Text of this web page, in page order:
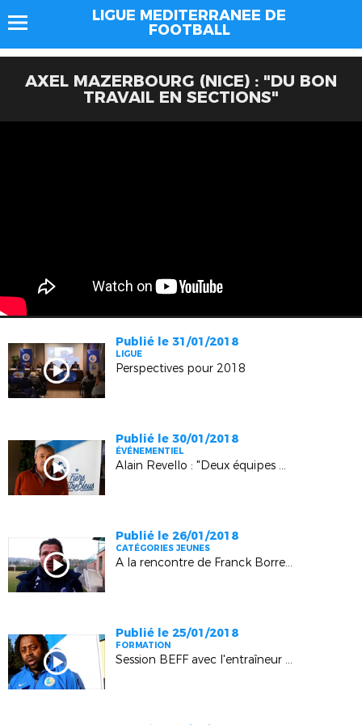
LIGUE MEDITERRANEE DE
FOOTBALL
AXEL MAZERBOURG (NICE) : "DU BON
TRAVAIL EN SECTIONS"
Publié le 31/01/2018
LIGUE
Perspectives pour 2018
Publié le 30/01/2018
ÉVÉNEMENTIEL
Alain Revello : "Deux équipes de France au Festival Espoirs Provence"
Publié le 26/01/2018
CATÉGORIES JEUNES
A la rencontre de Franck Borrelli (OM)
Publié le 25/01/2018
FORMATION
Session BEFF avec l'entraîneur national Bernard Diomède